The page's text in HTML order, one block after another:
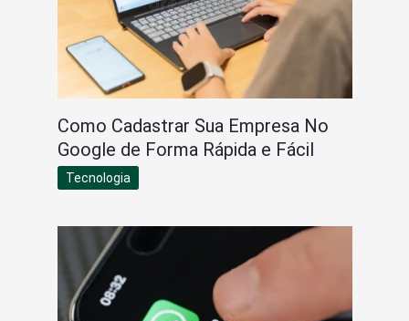
Como Cadastrar Sua Empresa No
Google de Forma Rápida e Fácil
Tecnologia